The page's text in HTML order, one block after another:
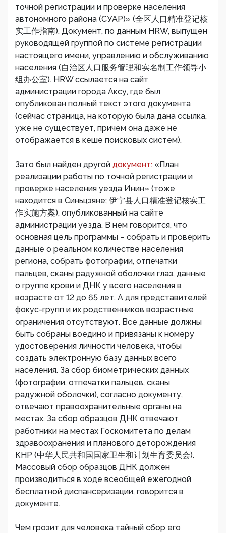
точной регистрации и проверке населения
автономного района (СУАР)» (全区人口精准登记核
实工作指南). Документ, по данным HRW, выпущен
руководящей группой по системе регистрации
настоящего имени, управлению и обслуживанию
населения (自治区人口服务管理和实名制工作领导小
组办公室). HRW ссылается на сайт
администрации города Аксу, где был
опубликован полный текст этого документа
(сейчас страница, на которую была дана ссылка,
уже не существует, причем она даже не
отображается в кеше поисковых систем).
Зато был найден другой документ: «План
реализации работы по точной регистрации и
проверке населения уезда Инин» (тоже
находится в Синьцзяне; 伊宁县人口精准登记核实工
作实施方案), опубликованный на сайте
администрации уезда. В нем говорится, что
основная цель программы – собрать и проверить
данные о реальном количестве населения
региона, собрать фотографии, отпечатки
пальцев, сканы радужной оболочки глаз, данные
о группе крови и ДНК у всего населения в
возрасте от 12 до 65 лет. А для представителей
фокус-групп и их родственников возрастные
ограничения отсутствуют. Все данные должны
быть собраны воедино и привязаны к номеру
удостоверения личности человека, чтобы
создать электронную базу данных всего
населения. За сбор биометрических данных
(фотографии, отпечатки пальцев, сканы
радужной оболочки), согласно документу,
отвечают правоохранительные органы на
местах. За сбор образцов ДНК отвечают
работники на местах Госкомитета по делам
здравоохранения и планового деторождения
КНР (中华人民共和国国家卫生和计划生育委员会).
Массовый сбор образцов ДНК должен
производиться в ходе всеобщей ежегодной
бесплатной диспансеризации, говорится в
документе.
Чем грозит для человека тайный сбор его